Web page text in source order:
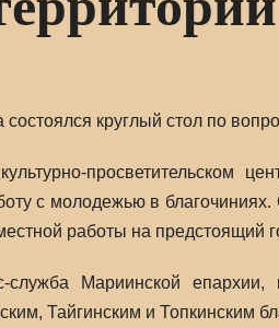
состоялся круглый стол по
просветительском
с молодежью в
работы на предстоящий
служба Мариинской
Тайгинским и Топкинским